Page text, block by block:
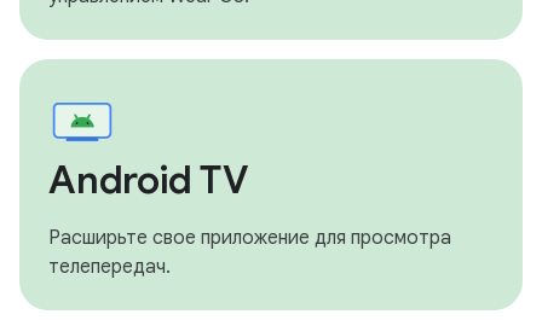
Android TV
Расширьте свое приложение для просмотра
телепередач.